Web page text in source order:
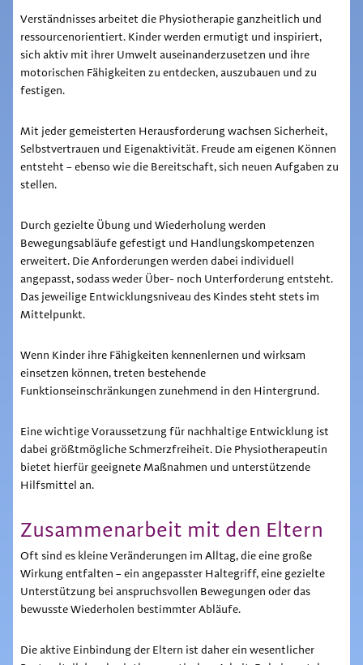
Verständnisses arbeitet die Physiotherapie ganzheitlich und
ressourcenorientiert. Kinder werden ermutigt und inspiriert,
sich aktiv mit ihrer Umwelt auseinanderzusetzen und ihre
motorischen Fähigkeiten zu entdecken, auszubauen und zu
festigen.
Mit jeder gemeisterten Herausforderung wachsen Sicherheit,
Selbstvertrauen und Eigenaktivität. Freude am eigenen Können
entsteht – ebenso wie die Bereitschaft, sich neuen Aufgaben zu
stellen.
Durch gezielte Übung und Wiederholung werden
Bewegungsabläufe gefestigt und Handlungskompetenzen
erweitert. Die Anforderungen werden dabei individuell
angepasst, sodass weder Über- noch Unterforderung entsteht.
Das jeweilige Entwicklungsniveau des Kindes steht stets im
Mittelpunkt.
Wenn Kinder ihre Fähigkeiten kennenlernen und wirksam
einsetzen können, treten bestehende
Funktionseinschränkungen zunehmend in den Hintergrund.
Eine wichtige Voraussetzung für nachhaltige Entwicklung ist
dabei größtmögliche Schmerzfreiheit. Die Physiotherapeutin
bietet hierfür geeignete Maßnahmen und unterstützende
Hilfsmittel an.
Zusammenarbeit mit den Eltern
Oft sind es kleine Veränderungen im Alltag, die eine große
Wirkung entfalten – ein angepasster Haltegriff, eine gezielte
Unterstützung bei anspruchsvollen Bewegungen oder das
bewusste Wiederholen bestimmter Abläufe.
Die aktive Einbindung der Eltern ist daher ein wesentlicher